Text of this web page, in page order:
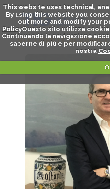
This website uses technical,
By using this website you
out more and modify your
PolicyQuesto sito utilizza
Continuando la navigazione
saperne di piú e per
nostra
VITTORIO